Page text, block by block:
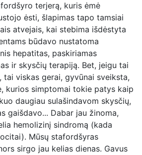
terjerą, kuris ėmė
ėsti, šlapimas tapo tamsiai
atvejais, kai stebima išdėstyta
būdavo nustatoma
hepatitas, paskiriamas
ir skysčių terapiją. Bet, jeigu tai
tai viskas gerai, gyvūnai sveiksta,
kurios simptomai tokie patys kaip
daugiau sulašindavom skysčių,
gaišdavo... Dabar jau žinoma,
hemolizinį sindromą (kada
Mūsų stafordšyras
sirgo jau kelias dienas. Gavus